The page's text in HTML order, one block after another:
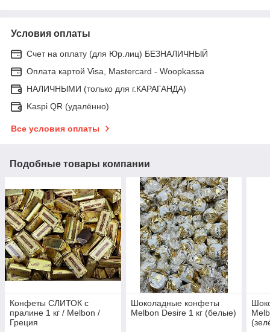
Условия оплаты
Счет на оплату (для Юр.лиц) БЕЗНАЛИЧНЫЙ
Оплата картой Visa, Mastercard - Woopkassa
НАЛИЧНЫМИ (только для г.КАРАГАНДА)
Kaspi QR (удалённо)
Все условия оплаты
Подобные товары компании
Конфеты СЛИТОК с
пралине 1 кг / Melbon /
Греция
Шоколадные конфеты
Melbon Desire 1 кг (белые)